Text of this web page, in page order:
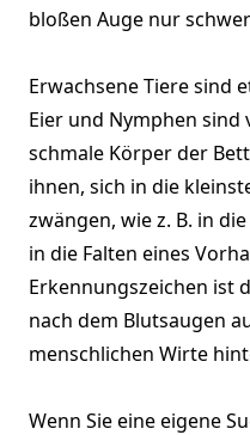
bloßen Auge nur
Erwachsene Tiere sind
Eier und Nymphen sind
schmale Körper der
ihnen, sich in die
zwängen, wie z. B. in
in die Falten eines
Erkennungszeichen ist
nach dem Blutsaugen
menschlichen Wirte
Wenn Sie eine eigene